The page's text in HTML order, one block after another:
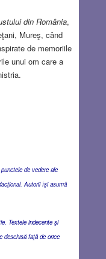
din România,
Mureş, când
de memoriile
unui om care a
de vedere ale
Autorii îşi asumă
Textele indecente şi
deschisă faţă de orice